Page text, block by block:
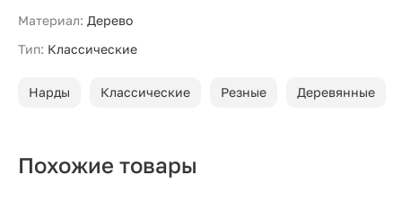
Материал: Дерево
Тип: Классические
Нарды Классические Резные Деревянные
Похожие товары